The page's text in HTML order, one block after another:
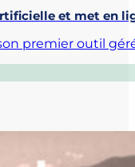
et met en
premier outil